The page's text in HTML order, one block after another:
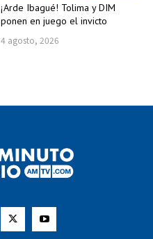
¡Arde Ibagué! Tolima y DIM
ponen en juego el invicto
4 agosto, 2026